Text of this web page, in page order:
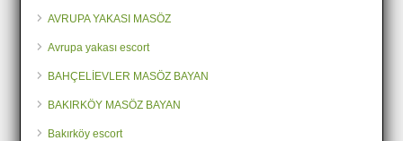
AVRUPA YAKASI MASÖZ
Avrupa yakası escort
BAHÇELİEVLER MASÖZ BAYAN
BAKIRKÖY MASÖZ BAYAN
Bakırköy escort